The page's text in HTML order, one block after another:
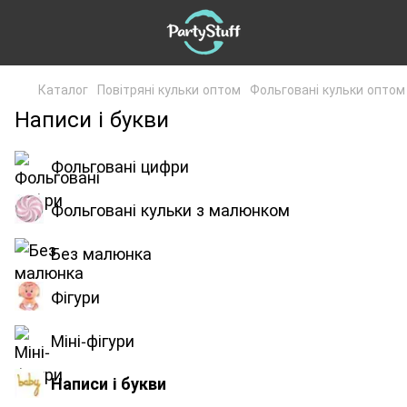
Каталог Повітряні кульки оптом Фольговані кульки оптом
Написи і букви
Фольговані цифри
Фольговані кульки з малюнком
Без малюнка
Фігури
Міні-фігури
Написи і букви